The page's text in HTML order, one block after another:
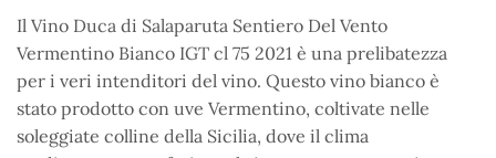
Il Vino Duca di Salaparuta Sentiero Del Vento
Vermentino Bianco IGT cl 75 2021 è una prelibatezza
per i veri intenditori del vino. Questo vino bianco è
stato prodotto con uve Vermentino, coltivate nelle
soleggiate colline della Sicilia, dove il clima